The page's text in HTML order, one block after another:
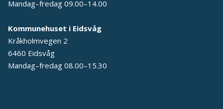
Mandag–fredag 09.00–14.00
Kommunehuset i Eidsvåg
Kråkholmvegen 2
6460 Eidsvåg
Mandag–fredag 08.00–15.30